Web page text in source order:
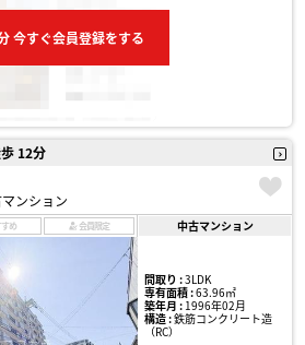
今すぐ会員登録をする
12分
ンション
め 会員限定 中古マンション
間取り :3LDK
専有面積 :63.96㎡
築年月 :1996年02月
構造 :鉄筋コンクリート造
（RC）